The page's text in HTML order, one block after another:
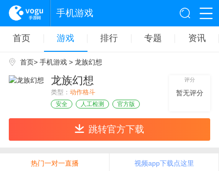
手机游戏
首页 游戏 排行 专题 资讯
首页> 手机游戏> 龙族幻想
龙族幻想
类型： 动作格斗
安全 人工检测 官方版
评分
暂无评分
跳转官方下载
热门一对一直播 视频app下载点这里